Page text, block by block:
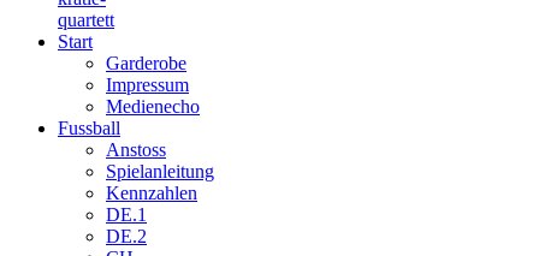
quartett
Start
Garderobe
Impressum
Medienecho
Fussball
Anstoss
Spielanleitung
Kennzahlen
DE.1
DE.2